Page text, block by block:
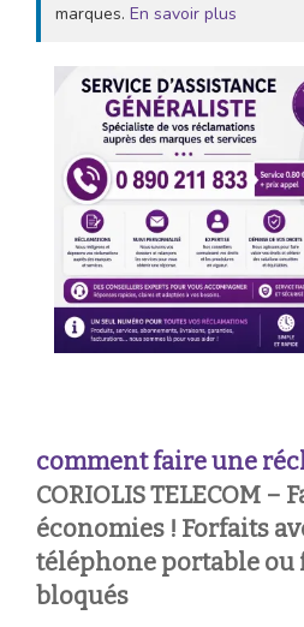
marques. En savoir plus
comment faire une
CORIOLIS TELECOM –
économies ! Forfaits
téléphone portable ou
bloqués